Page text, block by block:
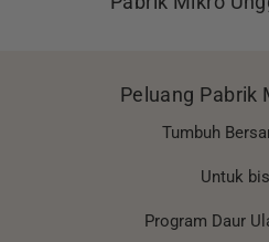
Peluang Pabrik
Tumbuh
Untuk
Program Daur